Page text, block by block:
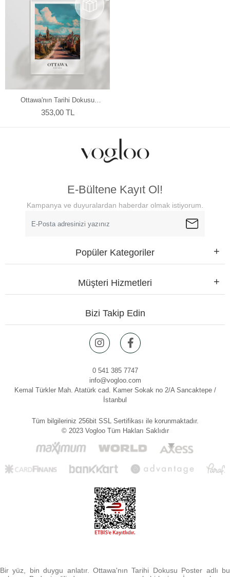
Ottawa'nın Tarihi Dokusu
Poster
353,00 TL
E-Bültene Kayıt Ol!
Kampanya ve duyuralardan haberdar olmak istiyorum.
Popüler Kategoriler
Müşteri Hizmetleri
Bizi Takip Edin
0 541 385 7747
info@vogloo.com
Kemal Türkler Mah. Atatürk cad. Kamer Sokak no 2/A Sancaktepe /
İstanbul
Tüm bilgileriniz 256bit SSL Sertifikası ile korunmaktadır.
© 2023 Vogloo Tüm Hakları Saklıdır
Bir yüz, bin duygu anlatır. Ottawa'nın Tarihi Dokusu Poster adlı bu